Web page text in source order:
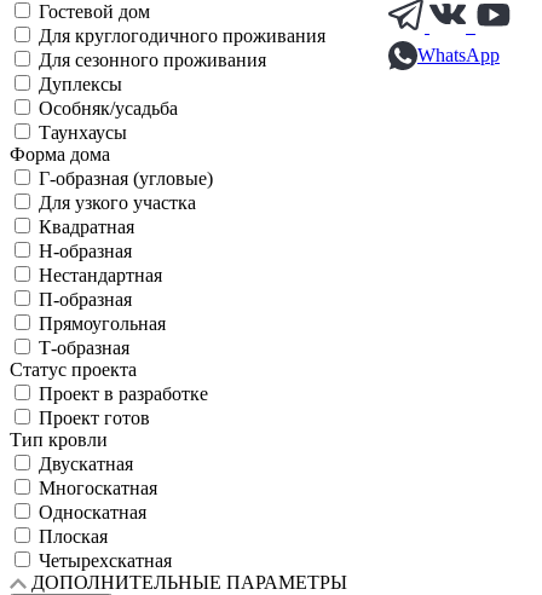
WhatsApp
Гостевой дом
Для круглогодичного проживания
Для сезонного проживания
Дуплексы
Особняк/усадьба
Таунхаусы
Форма дома
Г-образная (угловые)
Для узкого участка
Квадратная
Н-образная
Нестандартная
П-образная
Прямоугольная
Т-образная
Статус проекта
Проект в разработке
Проект готов
Тип кровли
Двускатная
Многоскатная
Односкатная
Плоская
Четырехскатная
ДОПОЛНИТЕЛЬНЫЕ ПАРАМЕТРЫ